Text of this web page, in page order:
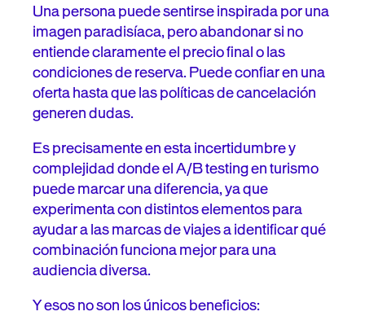
Una persona puede sentirse inspirada por una
imagen paradisíaca, pero abandonar si no
entiende claramente el precio final o las
condiciones de reserva. Puede confiar en una
oferta hasta que las políticas de cancelación
generen dudas.
Es precisamente en esta incertidumbre y
complejidad donde el A/B testing en turismo
puede marcar una diferencia, ya que
experimenta con distintos elementos para
ayudar a las marcas de viajes a identificar qué
combinación funciona mejor para una
audiencia diversa.
Y esos no son los únicos beneficios: